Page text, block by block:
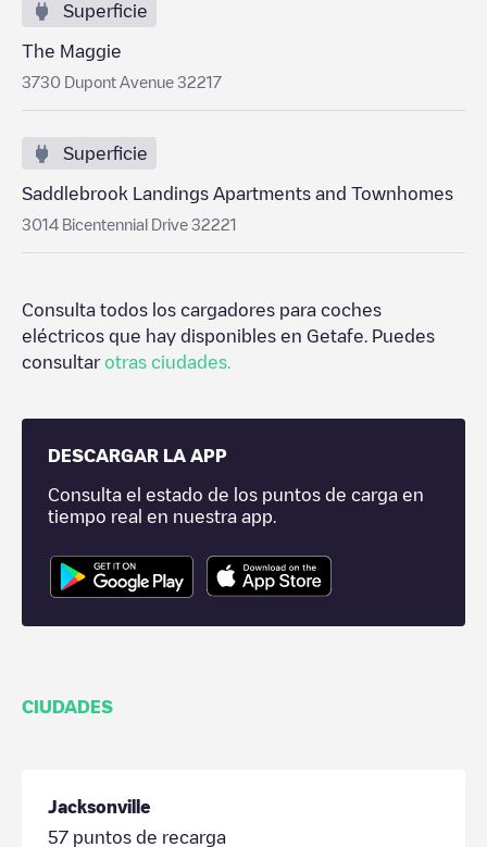
Superficie
The Maggie
3730 Dupont Avenue 32217
Superficie
Saddlebrook Landings Apartments and Townhomes
3014 Bicentennial Drive 32221
Consulta todos los cargadores para coches
eléctricos que hay disponibles en Getafe . Puedes
consultarotras ciudades.
DESCARGAR LA APP
Consulta el estado de los puntos de carga en
tiempo real en nuestra app.
CIUDADES
Jacksonville
57 puntos de recarga